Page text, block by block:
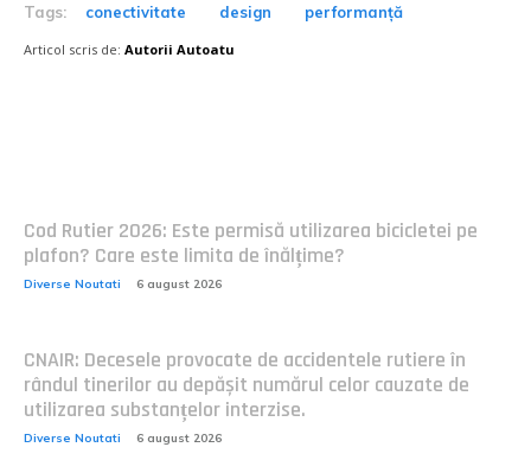
Tags: conectivitate design performanță
Articol scris de: Autorii Autoatu
Cod Rutier 2026: Este permisă utilizarea bicicletei pe
plafon? Care este limita de înălțime?
Diverse Noutati 6 august 2026
CNAIR: Decesele provocate de accidentele rutiere în
rândul tinerilor au depășit numărul celor cauzate de
utilizarea substanțelor interzise.
Diverse Noutati 6 august 2026